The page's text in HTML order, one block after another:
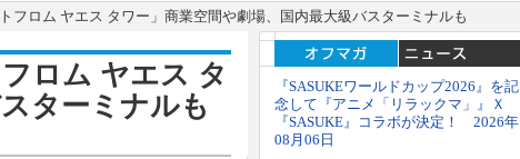
ロム ヤエス タワー」商業空間や劇場、国内最大級バスターミナルも
ロム ヤエス タ
ターミナルも
『SASUKEワールドカップ2026』を記
念して『アニメ「リラックマ」』Ｘ
『SASUKE』コラボが決定！ 2026年
08月06日